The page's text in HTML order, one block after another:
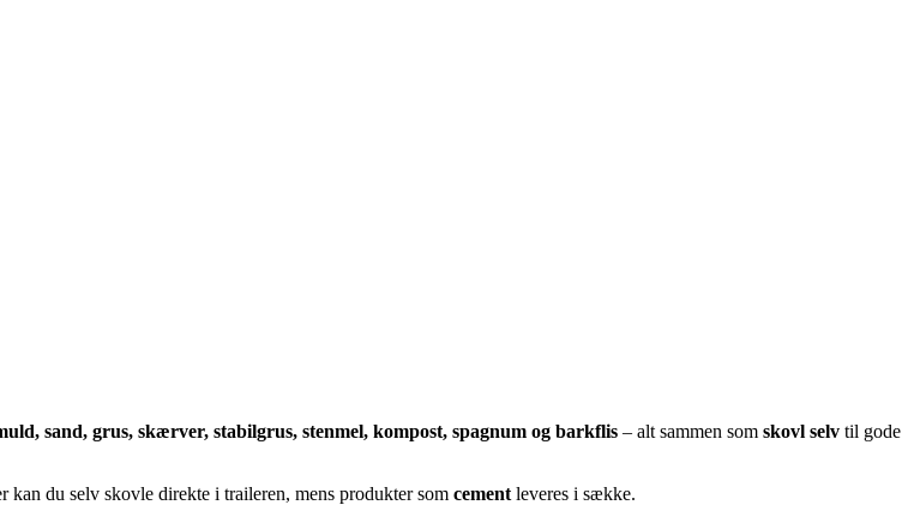
sand, grus, skærver, stabilgrus, stenmel, kompost, spagnum og barkflis – alt sammen som skovl selv til gode
kan du selv skovle direkte i traileren, mens produkter som cement leveres i sække.